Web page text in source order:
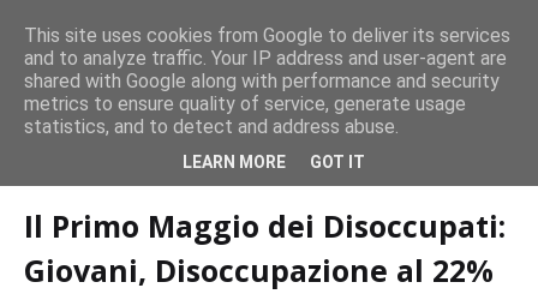
CASTELLO-MILAZZO
Milazzo 28ª Sagra del Pesce a Vaccarella: il programma
EVENTI
Il Primo Maggio dei Disoccupati: Giovani, Disoccupazione
Il Primo Maggio dei Disoccupati:
Giovani, Disoccupazione al 22%
This site uses cookies from Google to deliver its services
and to analyze traffic. Your IP address and user-agent are
shared with Google along with performance and security
metrics to ensure quality of service, generate usage
statistics, and to detect and address abuse.
LEARN MORE GOT IT